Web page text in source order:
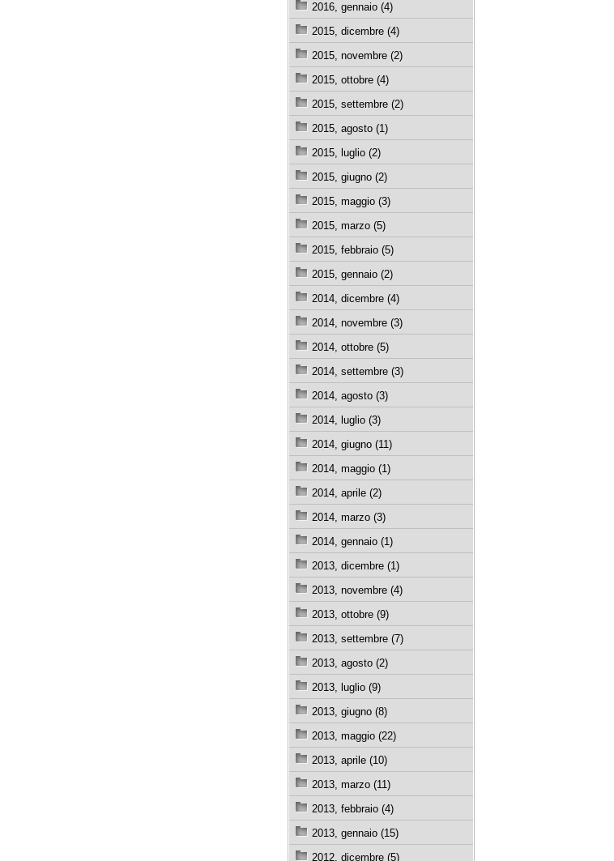
2016, gennaio (4)
2015, dicembre (4)
2015, novembre (2)
2015, ottobre (4)
2015, settembre (2)
2015, agosto (1)
2015, luglio (2)
2015, giugno (2)
2015, maggio (3)
2015, marzo (5)
2015, febbraio (5)
2015, gennaio (2)
2014, dicembre (4)
2014, novembre (3)
2014, ottobre (5)
2014, settembre (3)
2014, agosto (3)
2014, luglio (3)
2014, giugno (11)
2014, maggio (1)
2014, aprile (2)
2014, marzo (3)
2014, gennaio (1)
2013, dicembre (1)
2013, novembre (4)
2013, ottobre (9)
2013, settembre (7)
2013, agosto (2)
2013, luglio (9)
2013, giugno (8)
2013, maggio (22)
2013, aprile (10)
2013, marzo (11)
2013, febbraio (4)
2013, gennaio (15)
2012, dicembre (5)